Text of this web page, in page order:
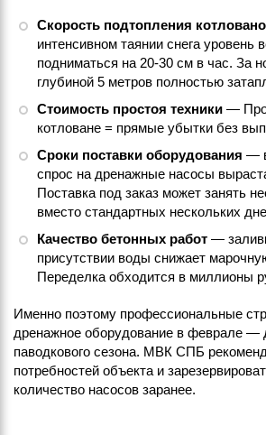
Скорость подтопления
интенсивном таянии снега уровень
подниматься на 20-30 см в час. За
глубиной 5 метров полностью
Стоимость простоя техники—
котловане = прямые убытки без
Сроки поставки оборудования —
спрос на дренажные насосы
Поставка под заказ может занять
вместо стандартных нескольких
Качество бетонных работ—
присутствии воды снижает
Переделка обходится в миллионы
Именно поэтому профессиональные
дренажное оборудование в феврале —
паводкового сезона. МВК СПБ
потребностей объекта и
количество насосов заранее.